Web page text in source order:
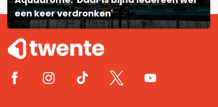
een keer verdronken'